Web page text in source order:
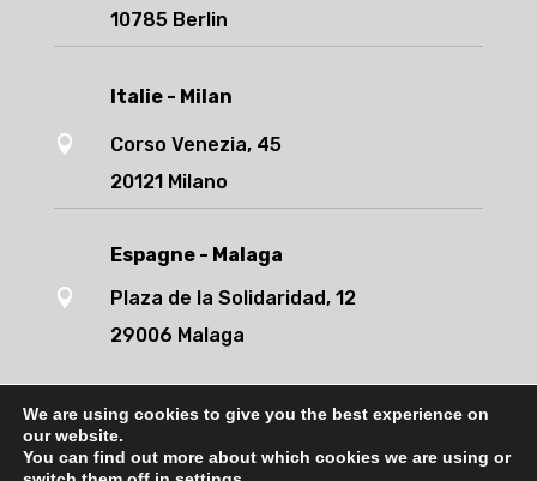
10785 Berlin
Italie - Milan

Corso Venezia, 45
20121 Milano
Espagne - Malaga

Plaza de la Solidaridad, 12
29006 Malaga
We are using cookies to give you the best experience on
our website.
You can find out more about which cookies we are using or
Français English Deutsch Italiano